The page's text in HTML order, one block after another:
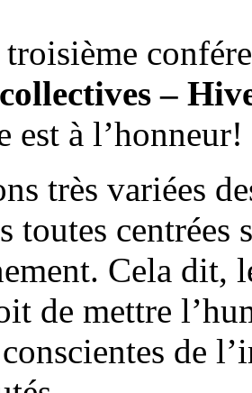
–
est à l’honneur!
très variées
toutes centrées
Cela dit,
de mettre
de